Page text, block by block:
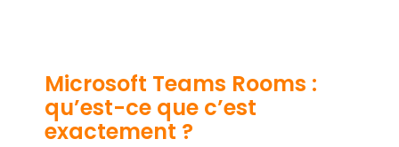
Microsoft Teams Rooms :
qu’est-ce que c’est
exactement ?